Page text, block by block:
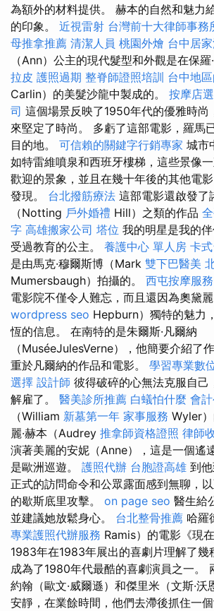
為額外的材料提供。 赫本的自然和魅力
的印象。 近視雷射 台灣前十大律師事務
母推拿推薦 清潔人員 桃園外燴 台中居
（Ann）公主的現代髮型和外觀是在保
拉皮 護照過期 整脊師證照培訓 台中地
Carlin）的美髮沙龍中製成的。 按摩店
司 這個場景反映了1950年代的優雅時尚
來堅定了時尚。 多虧了這部電影，羅馬
目的地。 可信賴的關鍵字行銷專家 城市
如特雷維噴泉和西班牙樓梯，這些景像
歡迎的景象，並且在幾十年後的其他電
發現。 台北撥筋療法 這部電影還啟發了
（Notting 戶外婚禮 Hill）之類的作品
字 高雄搬家公司 塔位 我的明星是我的
受過教育的公主。 養護中心 單人房 卡
是由馬克·穆爾斯博（Mark 雙下巴醫美
Mumersbaugh）拍攝的。 西屯按摩服務
電影院不僅令人難忘，而且還因為奧黛
wordpress seo Hepburn）獨特的魅力
恆的信息。 在南特的是朱爾斯·凡爾納
（MuséeJulesVerne），他簡要介紹了
重於凡爾納的作品和電影。 學習專業數
選擇 設計師 彼得破碎的心無法克服自己
解雇了。 醫美診所推薦 白蟻怕什麼 會
（William 新墓第一年 家事服務 Wyler
麗·赫本（Audrey 推拿師資格證照 律師
演著美麗的安妮（Anne），這是一個遙
是歐洲巡遊。 護照代辦 台胞證高雄 到
正式的訪問命令和公眾露面感到無聊，
的歇斯底里攻擊。 on page seo 醫生給
並建議她放鬆身心。 台北整骨推薦 哈羅
專業護照代辦服務 Ramis）的電影《現
1983年在1983年展出的喜劇片理解了幾
成為了1980年代最酷的喜劇演員之一。
約翰（歐文·威爾遜）和傑里米（文斯·沃
安靜，在業餘時間，他們去滯後抓住一個